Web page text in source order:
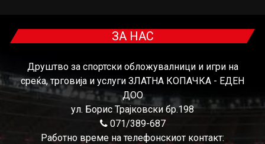
ЗА НАС
Друштво за спортски обложувалници и игри на
среќа, трговија и услуги ЗЛАТНА КОПАЧКА - ЕДЕН
ДОО
ул. Борис Трајковски бр.198
071/389-687
Работно време на телефонскиот контакт: